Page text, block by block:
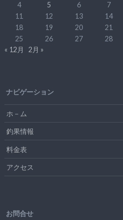
4
5 6 7
11
12 13 14
18
19 20 21
25
26 27 28
« 12月
2月 »
ナビゲーション
ホ－ム
釣果情報
料金表
アクセス
お問合せ